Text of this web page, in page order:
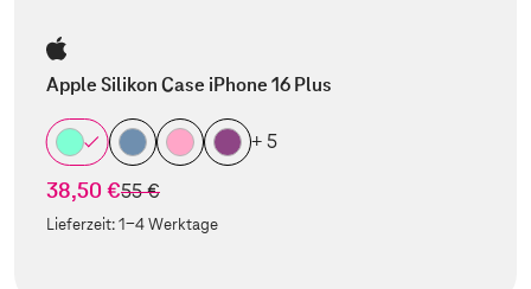
Apple Silikon Case iPhone 16 Plus
+ 5
38,50 €statt
55 €
Lieferzeit:1-4 Werktage